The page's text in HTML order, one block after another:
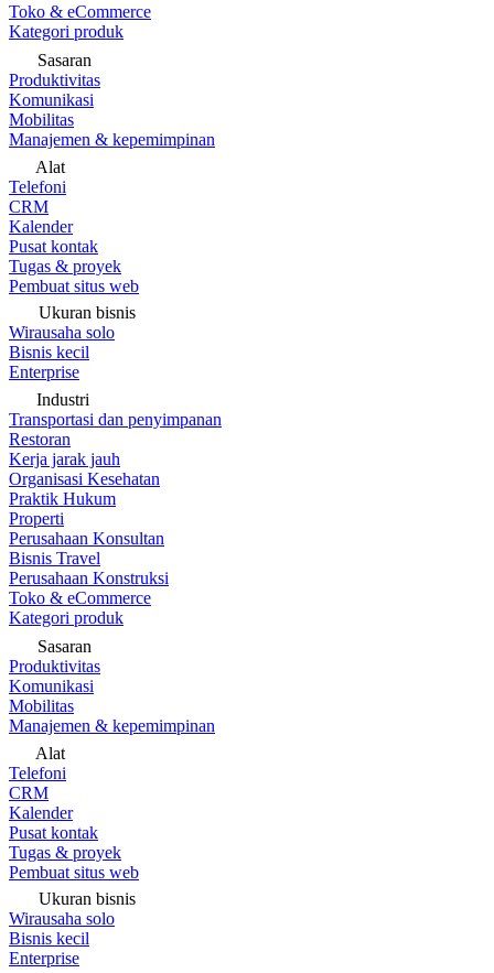
Toko & eCommerce
Kategori produk
Sasaran
Produktivitas
Komunikasi
Mobilitas
Manajemen & kepemimpinan
Alat
Telefoni
CRM
Kalender
Pusat kontak
Tugas & proyek
Pembuat situs web
Ukuran bisnis
Wirausaha solo
Bisnis kecil
Enterprise
Industri
Transportasi dan penyimpanan
Restoran
Kerja jarak jauh
Organisasi Kesehatan
Praktik Hukum
Properti
Perusahaan Konsultan
Bisnis Travel
Perusahaan Konstruksi
Toko & eCommerce
Kategori produk
Sasaran
Produktivitas
Komunikasi
Mobilitas
Manajemen & kepemimpinan
Alat
Telefoni
CRM
Kalender
Pusat kontak
Tugas & proyek
Pembuat situs web
Ukuran bisnis
Wirausaha solo
Bisnis kecil
Enterprise